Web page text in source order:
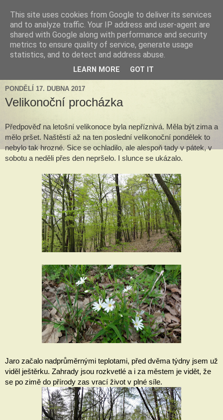
Tillandsia za okny
Tillandsie a další zelená havěť která s námi může žít v bytě,
k našim velkým radostem, nebo také starostem.
PONDĚLÍ 17. DUBNA 2017
Velikonoční procházka
Předpověď na letošní velikonoce byla nepříznivá. Měla být zima a
mělo pršet. Naštěstí až na ten poslední velikonoční pondělek to
nebylo tak hrozné. Sice se ochladilo, ale alespoň tady v pátek, v
sobotu a neděli přes den nepršelo. I slunce se ukázalo.
Jaro začalo nadprůměrnými teplotami, před dvěma týdny jsem už
viděl ještěrku. Zahrady jsou rozkvetlé a i za městem je vidět, že
se po zimě do přírody zas vrací život v plné síle.
This site uses cookies from Google to deliver its services
and to analyze traffic. Your IP address and user-agent are
shared with Google along with performance and security
metrics to ensure quality of service, generate usage
statistics, and to detect and address abuse.
LEARN MORE GOT IT